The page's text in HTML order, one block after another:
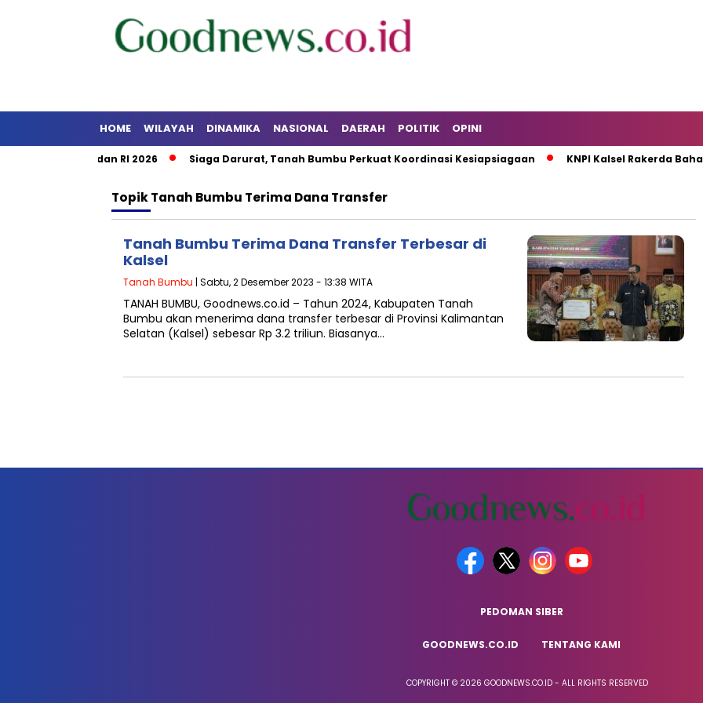
HOME WILAYAH DINAMIKA NASIONAL DAERAH POLITIK OPINI
HUT Kalsel dan RI 2026 Siaga Darurat, Tanah Bumbu Perkuat Koordinasi Kesiapsiagaan KNPI Kalsel Rakerda Bahas
TopikTanah Bumbu Terima Dana Transfer
Tanah Bumbu Terima Dana Transfer Terbesar di
Kalsel
Tanah Bumbu | Sabtu, 2 Desember 2023 - 13:38 WITA
TANAH BUMBU, Goodnews.co.id – Tahun 2024, Kabupaten Tanah
Bumbu akan menerima dana transfer terbesar di Provinsi Kalimantan
Selatan (Kalsel) sebesar Rp 3.2 triliun. Biasanya…
PEDOMAN SIBER
GOODNEWS.CO.ID TENTANG KAMI
COPYRIGHT © 2026 GOODNEWS.CO.ID - ALL RIGHTS RESERVED